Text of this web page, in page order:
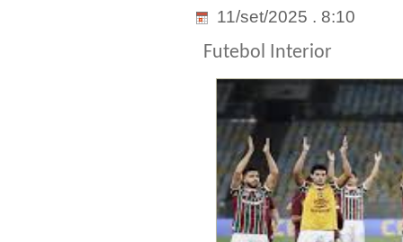
11/set/2025 . 8:10
Futebol Interior